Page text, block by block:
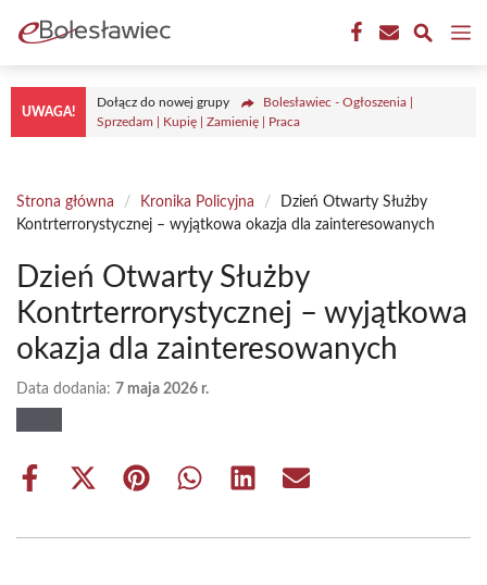
treści
UWAGA!
Dołącz do nowej grupy
Bolesławiec - Ogłoszenia |
Sprzedam | Kupię | Zamienię | Praca
Strona główna / Kronika Policyjna /
Dzień Otwarty Służby
Kontrterrorystycznej – wyjątkowa okazja dla zainteresowanych
Dzień Otwarty Służby
Kontrterrorystycznej – wyjątkowa
okazja dla zainteresowanych
Data dodania: 7 maja 2026 r.
Share
Share
(Twitter)
Share Share Share Share